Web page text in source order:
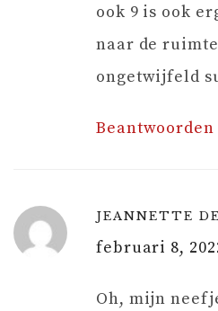
ook 9 is ook
naar de
ongetwijfeld
Beantwoorden
JEANNETTE
februari 8,
Oh, mijn